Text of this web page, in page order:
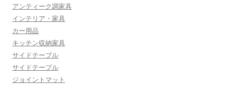
アンティーク調家具
インテリア・家具
カー用品
キッチン収納家具
サイドテーブル
サイドテーブル
ジョイントマット